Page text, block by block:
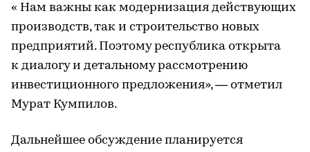
« Нам важны как модернизация действующих
производств, так и строительство новых
предприятий. Поэтому республика открыта
к диалогу и детальному рассмотрению
инвестиционного предложения», — отметил
Мурат Кумпилов.
Дальнейшее обсуждение планируется